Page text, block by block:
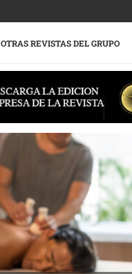
OTRAS REVISTAS DEL GRUPO